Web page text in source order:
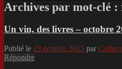
Archives par mot-clé :
Un vin, des livres – octobre
Publié le 23 octobre 2025 par
Répondre